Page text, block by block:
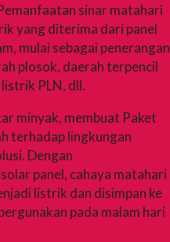
sinar matahari
yang diterima dari panel
mulai sebagai penerangan
plosok, daerah terpencil
PLN, dll.
minyak, membuat Paket
terhadap lingkungan
Dengan
panel, cahaya matahari
listrik dan disimpan ke
pada malam hari